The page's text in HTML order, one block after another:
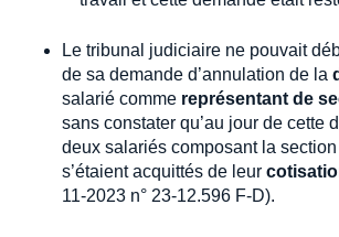
Le tribunal judiciaire ne pouvait
de sa demande d’annulation de la
salarié comme représentant de
sans constater qu’au jour de cette
deux salariés composant la
s’étaient acquittés de leur
11-2023 n° 23-12.596 F-D).